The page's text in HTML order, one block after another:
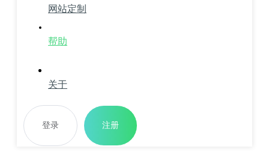
网站定制
帮助
关于
登录 注册